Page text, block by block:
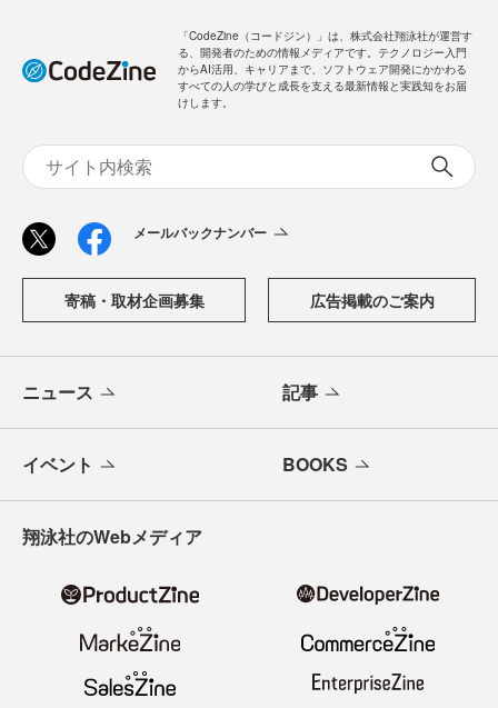
「CodeZine（コードジン）」は、株式会社翔泳社が運営す
る、開発者のための情報メディアです。テクノロジー入門
からAI活用、キャリアまで、ソフトウェア開発にかかわる
すべての人の学びと成長を支える最新情報と実践知をお届
けします。
メールバックナンバー
寄稿・取材企画募集 広告掲載のご案内
ニュース 記事
イベント BOOKS
翔泳社のWebメディア